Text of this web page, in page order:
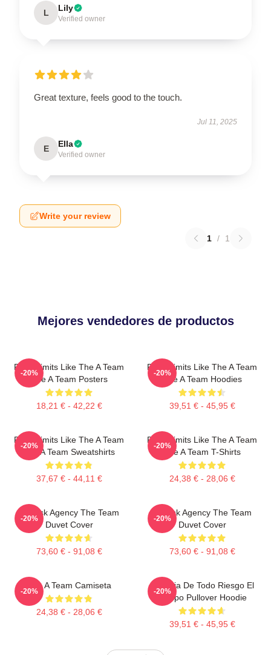
L Lily
Verified owner
Great texture, feels good to the touch.
Jul 11, 2025
E Ella
Verified owner
Write your review
1 / 1
Mejores vendedores de productos
Push Limits Like The A Team
The A Team Posters
18,21 € - 42,22 €
-20%
Push Limits Like The A Team
The A Team Hoodies
39,51 € - 45,95 €
-20%
Push Limits Like The A Team
The A Team Sweatshirts
37,67 € - 44,11 €
-20%
Push Limits Like The A Team
The A Team T-Shirts
24,38 € - 28,06 €
-20%
All-Risk Agency The Team
Duvet Cover
73,60 € - 91,08 €
-20%
All Risk Agency The Team
Duvet Cover
73,60 € - 91,08 €
-20%
The A Team Camiseta
24,38 € - 28,06 €
-20%
Agencia De Todo Riesgo El
Equipo Pullover Hoodie
39,51 € - 45,95 €
-20%